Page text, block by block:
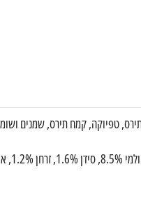
טרי שעבר הידרוליזה), אורז, תירס, טפיוקה,